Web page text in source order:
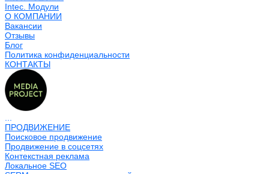
Intec. Модули
О КОМПАНИИ
Вакансии
Отзывы
Блог
Политика конфиденциальности
КОНТАКТЫ
ПРОДВИЖЕНИЕ
Поисковое продвижение
Продвижение в соцсетях
Контекстная реклама
Локальное SEO